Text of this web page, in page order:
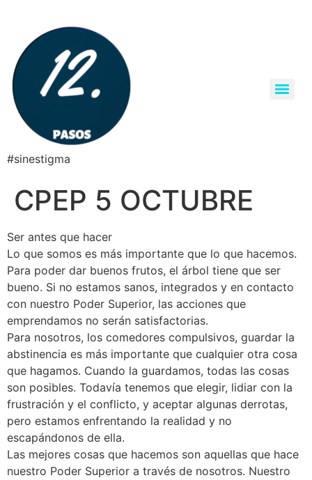
#sinestigma
CPEP 5 OCTUBRE
Ser antes que hacer
Lo que somos es más importante que lo que hacemos.
Para poder dar buenos frutos, el árbol tiene que ser
bueno. Si no estamos sanos, integrados y en contacto
con nuestro Poder Superior, las acciones que
emprendamos no serán satisfactorias.
Para nosotros, los comedores compulsivos, guardar la
abstinencia es más importante que cualquier otra cosa
que hagamos. Cuando la guardamos, todas las cosas
son posibles. Todavía tenemos que elegir, lidiar con la
frustración y el conflicto, y aceptar algunas derrotas,
pero estamos enfrentando la realidad y no
escapándonos de ella.
Las mejores cosas que hacemos son aquellas que hace
nuestro Poder Superior a través de nosotros. Nuestro